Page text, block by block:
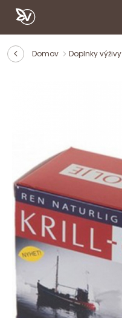
Domov Doplnky výživy